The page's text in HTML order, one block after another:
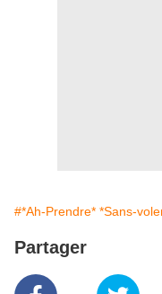
#*Ah-Prendre* *Sans-
Partager